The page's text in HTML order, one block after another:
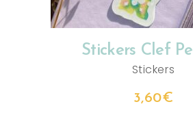
Stickers Clef
Stickers
3,60€